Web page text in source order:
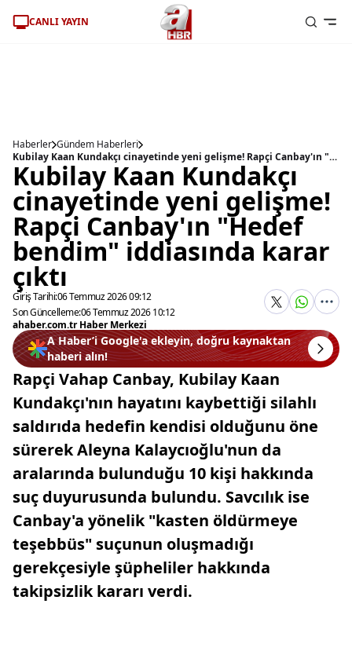
CANLI YAYIN
Haberler Gündem Haberleri
Kubilay Kaan Kundakçı cinayetinde yeni gelişme! Rapçi Canbay'ın "Hedef bendim" iddiasında karar çıktı
Kubilay Kaan Kundakçı
cinayetinde yeni gelişme!
Rapçi Canbay'ın "Hedef
bendim" iddiasında karar
çıktı
Giriş Tarihi:06 Temmuz 2026 09:12
Son Güncelleme:06 Temmuz 2026 10:12
ahaber.com.tr Haber Merkezi
A Haber’i Google'a ekleyin, doğru kaynaktan
haberi alın!
Rapçi Vahap Canbay, Kubilay Kaan
Kundakçı'nın hayatını kaybettiği silahlı
saldırıda hedefin kendisi olduğunu öne
sürerek Aleyna Kalaycıoğlu'nun da
aralarında bulunduğu 10 kişi hakkında
suç duyurusunda bulundu. Savcılık ise
Canbay'a yönelik "kasten öldürmeye
teşebbüs" suçunun oluşmadığı
gerekçesiyle şüpheliler hakkında
takipsizlik kararı verdi.